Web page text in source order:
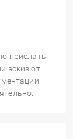
прислать
эскиз от